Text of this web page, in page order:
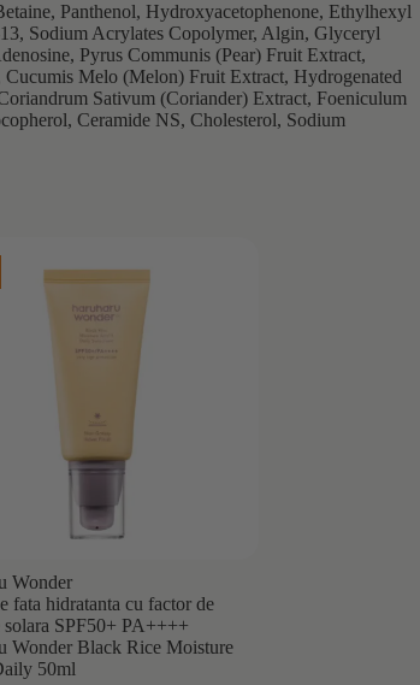
Panthenol, Hydroxyacetophenone, Ethylhexyl
Sodium Acrylates Copolymer, Algin, Glyceryl
Pyrus Communis (Pear) Fruit Extract,
Melo (Melon) Fruit Extract, Hydrogenated
Sativum (Coriander) Extract, Foeniculum
Ceramide NS, Cholesterol, Sodium
Wonder
fata hidratanta cu factor de
solara SPF50+ PA++++
Wonder Black Rice Moisture
50ml